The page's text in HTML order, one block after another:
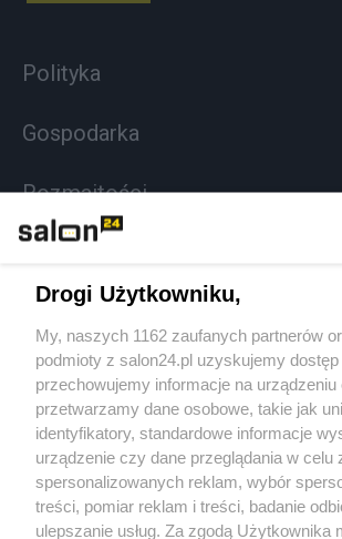
Polityka
Gospodarka
Rozmaitości
Sport
Społeczeństwo
Kultura
Drogi Użytkowniku,
My, naszych 1162 zaufanych partnerów
podmioty z salon24.pl uzyskujemy dostęp
przechowujemy informacje na urządzeniu
przetwarzamy dane osobowe, takie jak
identyfikatory, standardowe informacje
urządzenie czy dane przeglądania w celu
spersonalizowanych reklam, wybór
treści, pomiar reklam i treści, badanie
ulepszanie usług. Za zgodą Użytkownika